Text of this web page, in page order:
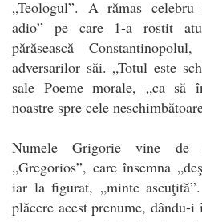
„Teologul”. A rămas
adio” pe care 1-a rostit
părăsească
adversarilor săi. „Totul este
sale Poeme morale, „ca să
noastre spre cele
Numele Grigorie vine de
„Gregorios”, care însemna
iar la figurat, „minte
plăcere acest prenume,